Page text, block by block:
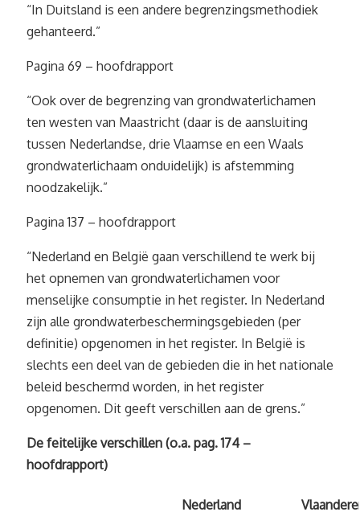
“In Duitsland is een andere begrenzingsmethodiek
gehanteerd.”
Pagina 69 – hoofdrapport
“Ook over de begrenzing van grondwaterlichamen
ten westen van Maastricht (daar is de aansluiting
tussen Nederlandse, drie Vlaamse en een Waals
grondwaterlichaam onduidelijk) is afstemming
noodzakelijk.”
Pagina 137 – hoofdrapport
“Nederland en België gaan verschillend te werk bij
het opnemen van grondwaterlichamen voor
menselijke consumptie in het register. In Nederland
zijn alle grondwaterbeschermingsgebieden (per
definitie) opgenomen in het register. In België is
slechts een deel van de gebieden die in het nationale
beleid beschermd worden, in het register
opgenomen. Dit geeft verschillen aan de grens.”
De feitelijke verschillen (o.a. pag. 174 –
hoofdrapport)
Nederland